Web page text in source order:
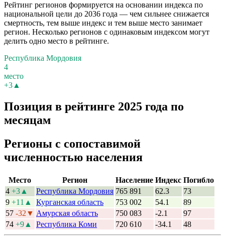
Рейтинг регионов формируется на основании индекса по
национальной цели до 2036 года — чем сильнее снижается
смертность, тем выше индекс и тем выше место занимает
регион. Несколько регионов с одинаковым индексом могут
делить одно место в рейтинге.
Республика Мордовия
4
место
+3▲
Позиция в рейтинге 2025 года по
месяцам
Регионы с сопоставимой
численностью населения
Место Регион Население Индекс Погибло
4 +3▲ Республика Мордовия 765 891 62.3
73
9 +11▲ Курганская область 753 002 54.1
89
57 -32▼ Амурская область 750 083 -2.1
97
74 +9▲ Республика Коми 720 610 -34.1 48